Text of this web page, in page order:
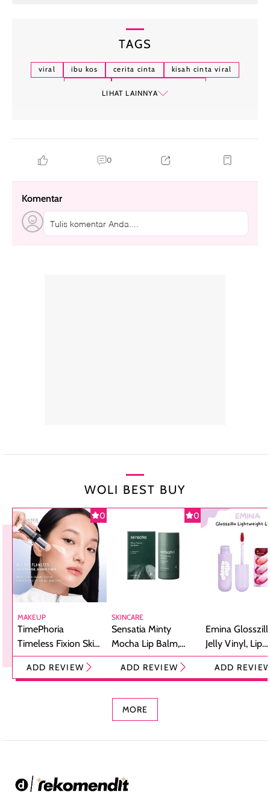
TAGS
viral ibu kos cerita cinta
kisah cinta viral
LIHAT LAINNYA
0
Komentar
Tulis komentar Anda....
WOLI BEST BUY
0
MAKEUP
TimePhoria
Timeless Fixion Skin
Tint Stick,
Foundation dan
ADD REVIEW
0
SKINCARE
Sensatia Minty
Mocha Lip Balm,
Pelembap Bibir
dengan Aroma
ADD REVIEW
Emina
Jelly Vinyl, Lip
Cream Glossy
Ringan
ADD
MORE